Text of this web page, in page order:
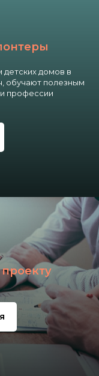
домов в
обучают полезным
профессии